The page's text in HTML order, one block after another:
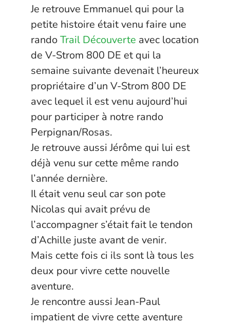
Je retrouve Emmanuel qui pour la
petite histoire était venu faire une
randoTrail Découverte avec location
de V-Strom 800 DE et qui la
semaine suivante devenait l’heureux
propriétaire d’un V-Strom 800 DE
avec lequel il est venu aujourd’hui
pour participer à notre rando
Perpignan/Rosas.
Je retrouve aussi Jérôme qui lui est
déjà venu sur cette même rando
l’année dernière.
Il était venu seul car son pote
Nicolas qui avait prévu de
l’accompagner s’était fait le tendon
d’Achille juste avant de venir.
Mais cette fois ci ils sont là tous les
deux pour vivre cette nouvelle
aventure.
Je rencontre aussi Jean-Paul
impatient de vivre cette aventure